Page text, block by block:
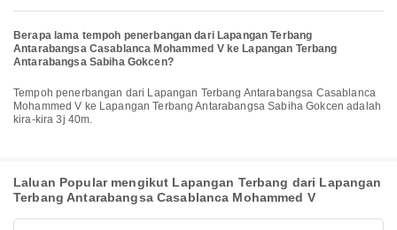
Berapa lama tempoh penerbangan dari Lapangan Terbang
Antarabangsa Casablanca Mohammed V ke Lapangan Terbang
Antarabangsa Sabiha Gokcen?
Tempoh penerbangan dari Lapangan Terbang Antarabangsa Casablanca
Mohammed V ke Lapangan Terbang Antarabangsa Sabiha Gokcen adalah
kira-kira 3j 40m.
Laluan Popular mengikut Lapangan Terbang dari Lapangan
Terbang Antarabangsa Casablanca Mohammed V